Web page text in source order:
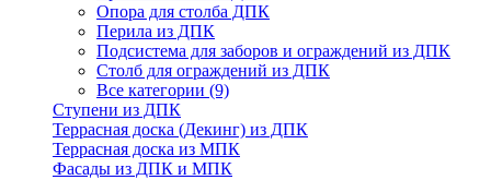
Опора для столба ДПК
Перила из ДПК
Подсистема для заборов и ограждений из ДПК
Столб для ограждений из ДПК
Все категории (9)
Ступени из ДПК
Террасная доска (Декинг) из ДПК
Террасная доска из МПК
Фасады из ДПК и МПК